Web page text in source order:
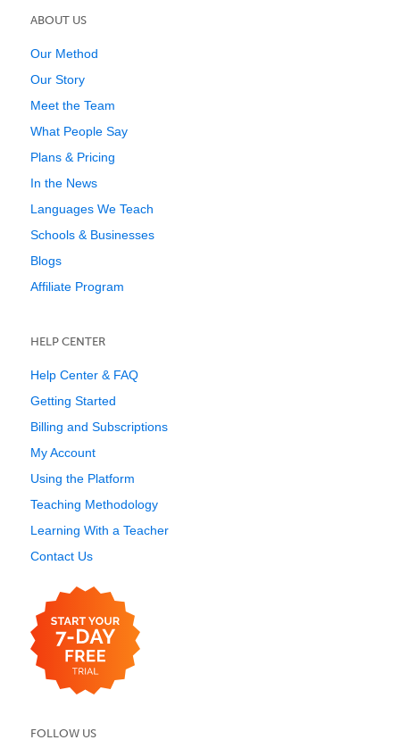
ABOUT US
Our Method
Our Story
Meet the Team
What People Say
Plans & Pricing
In the News
Languages We Teach
Schools & Businesses
Blogs
Affiliate Program
HELP CENTER
Help Center & FAQ
Getting Started
Billing and Subscriptions
My Account
Using the Platform
Teaching Methodology
Learning With a Teacher
Contact Us
FOLLOW US